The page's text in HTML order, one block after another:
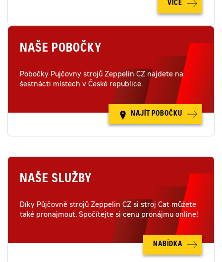
VÍCE
NAŠE POBOČKY
Pobočky Pujčovny strojů Zeppelin CZ najdete na
šestnácti místech v České republice.
NAJÍT POBOČKU
NAŠE SLUŽBY
Díky Půjčovně strojů Zeppelin CZ si stroj Cat můžete
také pronajmout. Spočítejte si cenu pronájmu online!
NABÍDKA